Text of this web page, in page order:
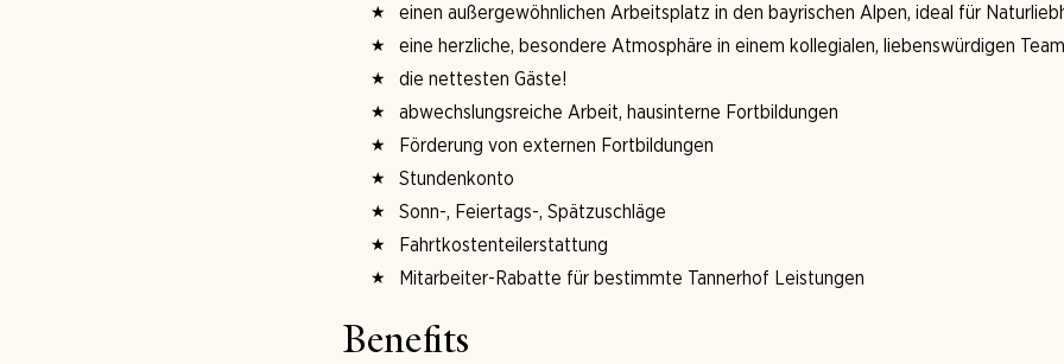
einen außergewöhnlichen Arbeitsplatz in den bayrischen Alpen, ideal für
eine herzliche, besondere Atmosphäre in einem kollegialen, liebenswürdigen Team
die nettesten Gäste!
abwechslungsreiche Arbeit, hausinterne Fortbildungen
Förderung von externen Fortbildungen
Stundenkonto
Sonn-, Feiertags-, Spätzuschläge
Fahrtkostenteilerstattung
Mitarbeiter-Rabatte für bestimmte Tannerhof Leistungen
Benefits